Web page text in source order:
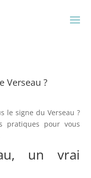
Verseau ?
le signe du Verseau ?
pratiques pour vous
un vrai